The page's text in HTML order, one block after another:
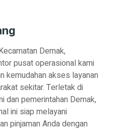
Demak,
pusat operasional kami
kemudahan akses layanan
sekitar. Terletak di
dan pemerintahan Demak,
ini siap melayani
pinjaman Anda dengan